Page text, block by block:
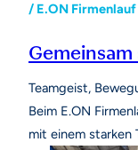
/ E.ON Firmenlauf
Teamgeist,
Beim E.ON
mit einem starken